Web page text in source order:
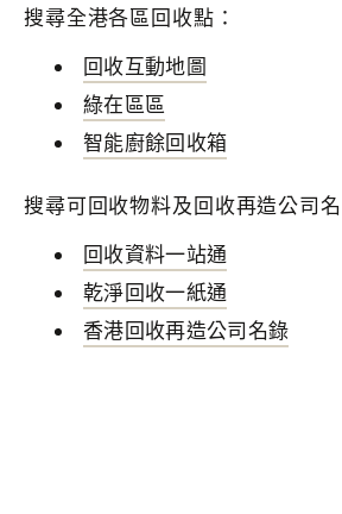
搜尋全港各區回收點：
回收互動地圖
綠在區區
智能廚餘回收箱
搜尋可回收物料及回收再造公司名
回收資料一站通
乾淨回收一紙通
香港回收再造公司名錄